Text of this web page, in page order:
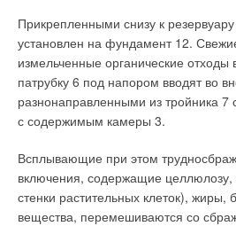
Прикрепленными снизу к
установлен на фундамент 12.
измельченные органические
патрубку 6 под напором вводят во
разнонаправленными из тройника
с содержимым камеры 3.
Всплывающие при этом
включения, содержащие
стенки растительных клеток), жиры,
вещества, перемешиваются со